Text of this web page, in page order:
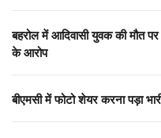
बहरोल में आदिवासी युवक की मौत
के आरोप
बीएमसी में फोटो शेयर करना पड़ा